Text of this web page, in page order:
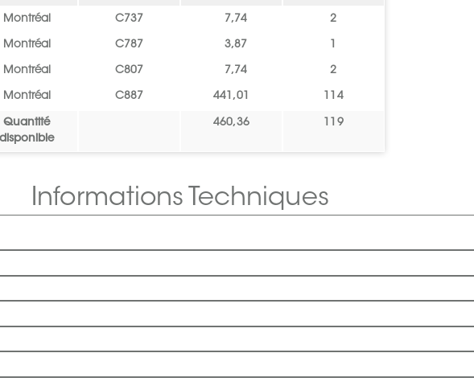
Montréal C737 7,74 2
Montréal C787 3,87 1
Montréal C807 7,74 2
Montréal C887 441,01 114
Quantité
460,36 119
Informations Techniques